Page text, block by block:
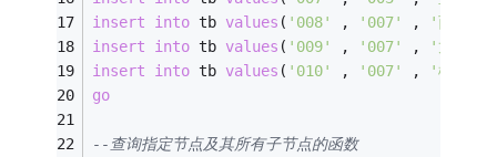
insert
into tb values ( '008' , '007' , '西乡镇'
insert
into tb values ( '009' , '007' , '龙华镇'
insert
into tb values ( '010' , '007' , '松岗镇'
go
--查询指定节点及其所有子节点的函数